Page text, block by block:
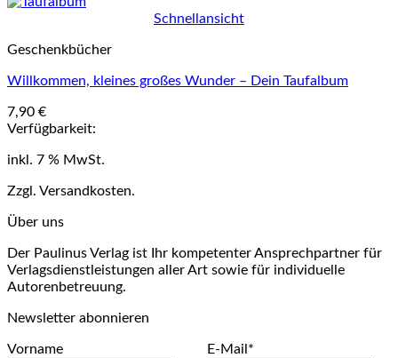
Schnellansicht
Geschenkbücher
Willkommen, kleines großes Wunder – Dein Taufalbum
7,90 €
Verfügbarkeit:
inkl. 7 % MwSt.
Zzgl. Versandkosten.
Über uns
Der Paulinus Verlag ist Ihr kompetenter Ansprechpartner für
Verlagsdienstleistungen aller Art sowie für individuelle
Autorenbetreuung.
Newsletter abonnieren
Vorname E-Mail*